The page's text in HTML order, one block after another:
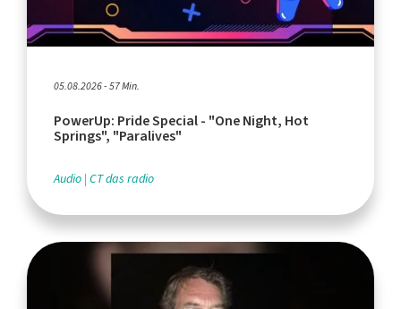
05.08.2026 - 57 Min.
PowerUp: Pride Special - "One Night, Hot
Springs", "Paralives"
Audio CT das radio